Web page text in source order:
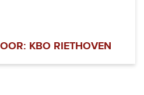
KBO RIETHOVEN